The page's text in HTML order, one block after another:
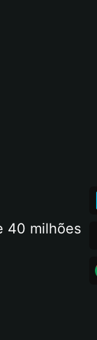
40 milhões